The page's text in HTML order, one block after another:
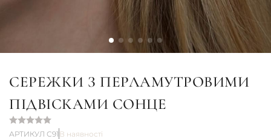
СЕРЕЖКИ З ПЕРЛАМУТРОВИМИ
ПІДВІСКАМИ СОНЦЕ
АРТИКУЛ С91 В наявності